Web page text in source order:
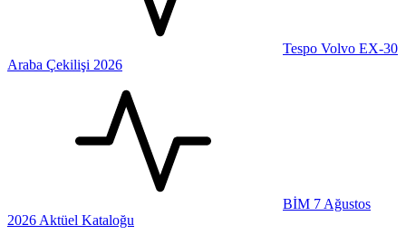
Tespo Volvo EX-30
Araba Çekilişi 2026
BİM 7 Ağustos
2026 Aktüel Kataloğu